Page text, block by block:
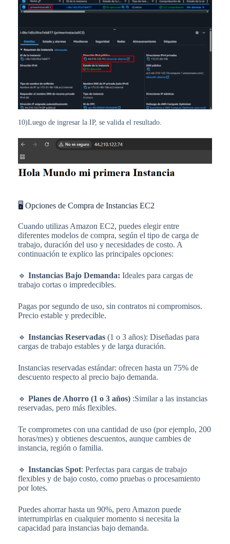
10)Luego de ingresar la IP, se valida el resultado.
🖥️ Opciones de Compra de Instancias EC2
Cuando utilizas Amazon EC2, puedes elegir entre
diferentes modelos de compra, según el tipo de carga de
trabajo, duración del uso y necesidades de costo. A
continuación te explico las principales opciones:
🔹 Instancias Bajo Demanda: Ideales para cargas de
trabajo cortas o impredecibles.
Pagas por segundo de uso, sin contratos ni compromisos.
Precio estable y predecible.
🔹 Instancias Reservadas(1 o 3 años): Diseñadas para
cargas de trabajo estables y de larga duración.
Instancias reservadas estándar: ofrecen hasta un 75% de
descuento respecto al precio bajo demanda.
🔹 Planes de Ahorro (1 o 3 años) :Similar a las instancias
reservadas, pero más flexibles.
Te comprometes con una cantidad de uso (por ejemplo, 200
horas/mes) y obtienes descuentos, aunque cambies de
instancia, región o familia.
🔹 Instancias Spot: Perfectas para cargas de trabajo
flexibles y de bajo costo, como pruebas o procesamiento
por lotes.
Puedes ahorrar hasta un 90%, pero Amazon puede
interrumpirlas en cualquier momento si necesita la
capacidad para instancias bajo demanda.